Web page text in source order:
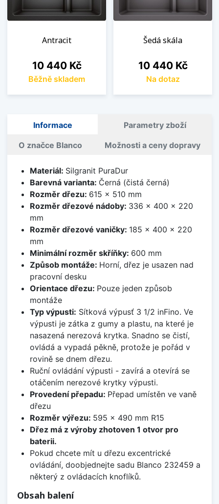
Antracit
Cena
10 440 Kč
Běžně skladem
Šedá skála
Cena
10 440 Kč
Na dotaz
Informace Parametry zboží
O značce Blanco Možnosti a ceny dopravy
Materiál: Silgranit PuraDur
Barevná varianta: Černá (čistá černá)
Rozměr dřezu: 615 x 510 mm
Rozměr dřezové nádoby: 336 x 400 x 220
mm
Rozměr dřezové vaničky: 185 x 400 x 220
mm
Minimální rozměr skříňky: 600 mm
Způsob montáže: Horní, dřez je usazen nad
pracovní desku
Orientace dřezu: Pouze jeden způsob
montáže
Typ výpusti: Sítková výpusť 3 1/2 inFino. Ve
výpusti je zátka z gumy a plastu, na které je
nasazená nerezová krytka. Snadno se čistí,
ovládá a vypadá pěkně, protože je pořád v
rovině se dnem dřezu.
Ruční ovládání výpusti - zavírá a otevírá se
otáčením nerezové krytky výpusti.
Provedení přepadu: Přepad umístěn ve vaně
dřezu
Rozměr výřezu: 595 x 490 mm R15
Dřez má z výroby zhotoven 1 otvor pro
baterii.
Pokud chcete mít u dřezu excentrické
ovládání, doobjednejte sadu Blanco 232459 a
některý z ovládacích knoflíků.
Obsah balení